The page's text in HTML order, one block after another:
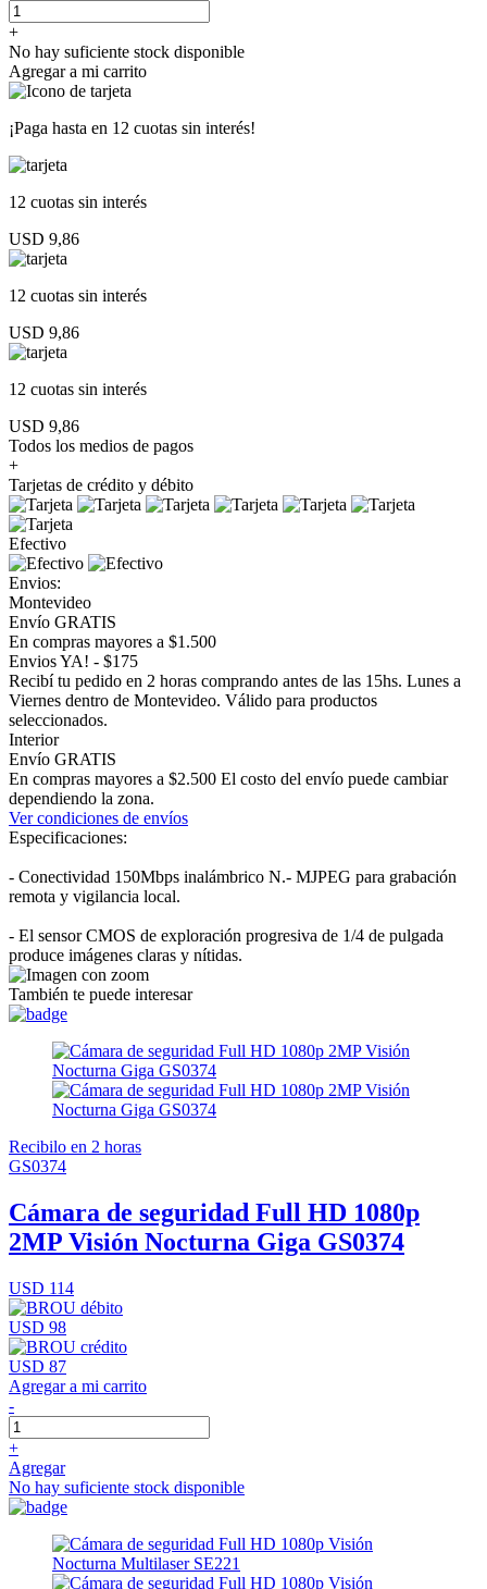
+
No hay suficiente stock disponible
Agregar a mi carrito
¡Paga hasta en 12 cuotas sin interés!
12 cuotas sin interés
USD 9,86
12 cuotas sin interés
USD 9,86
12 cuotas sin interés
USD 9,86
Todos los medios de pagos
+
Tarjetas de crédito y débito
Efectivo
Envios:
Montevideo
Envío GRATIS
En compras mayores a $1.500
Envios YA! - $175
Recibí tu pedido en 2 horas comprando antes de las 15hs. Lunes a
Viernes dentro de Montevideo. Válido para productos
seleccionados.
Interior
Envío GRATIS
En compras mayores a $2.500 El costo del envío puede cambiar
dependiendo la zona.
Ver condiciones de envíos
Especificaciones:
- Conectividad 150Mbps inalámbrico N.- MJPEG para grabación
remota y vigilancia local.
- El sensor CMOS de exploración progresiva de 1/4 de pulgada
produce imágenes claras y nítidas.
También te puede interesar
Recibilo en 2 horas
GS0374
Cámara de seguridad Full HD 1080p
2MP Visión Nocturna Giga GS0374
USD 114
USD 98
USD 87
Agregar a mi carrito
-
+
Agregar
No hay suficiente stock disponible